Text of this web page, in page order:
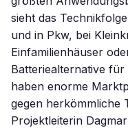
sieht das
und in Pkw, bei
Einfamilienhäuser
Batteriealternative
haben enorme
gegen herkömmliche
Projektleiterin